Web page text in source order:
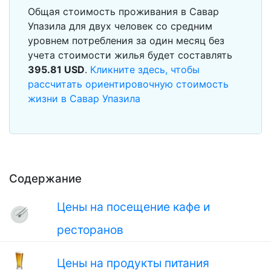
Содержание
Цены на посещение кафе и
ресторанов
Цены на продукты питания
Общая стоимость проживания в Савар
Упазила для двух человек со средним
уровнем потребления за один месяц без
учета стоимости жилья будет составлять
395.81 USD. Кликните здесь, чтобы
рассчитать ориентировочную стоимость
жизни в Савар Упазила